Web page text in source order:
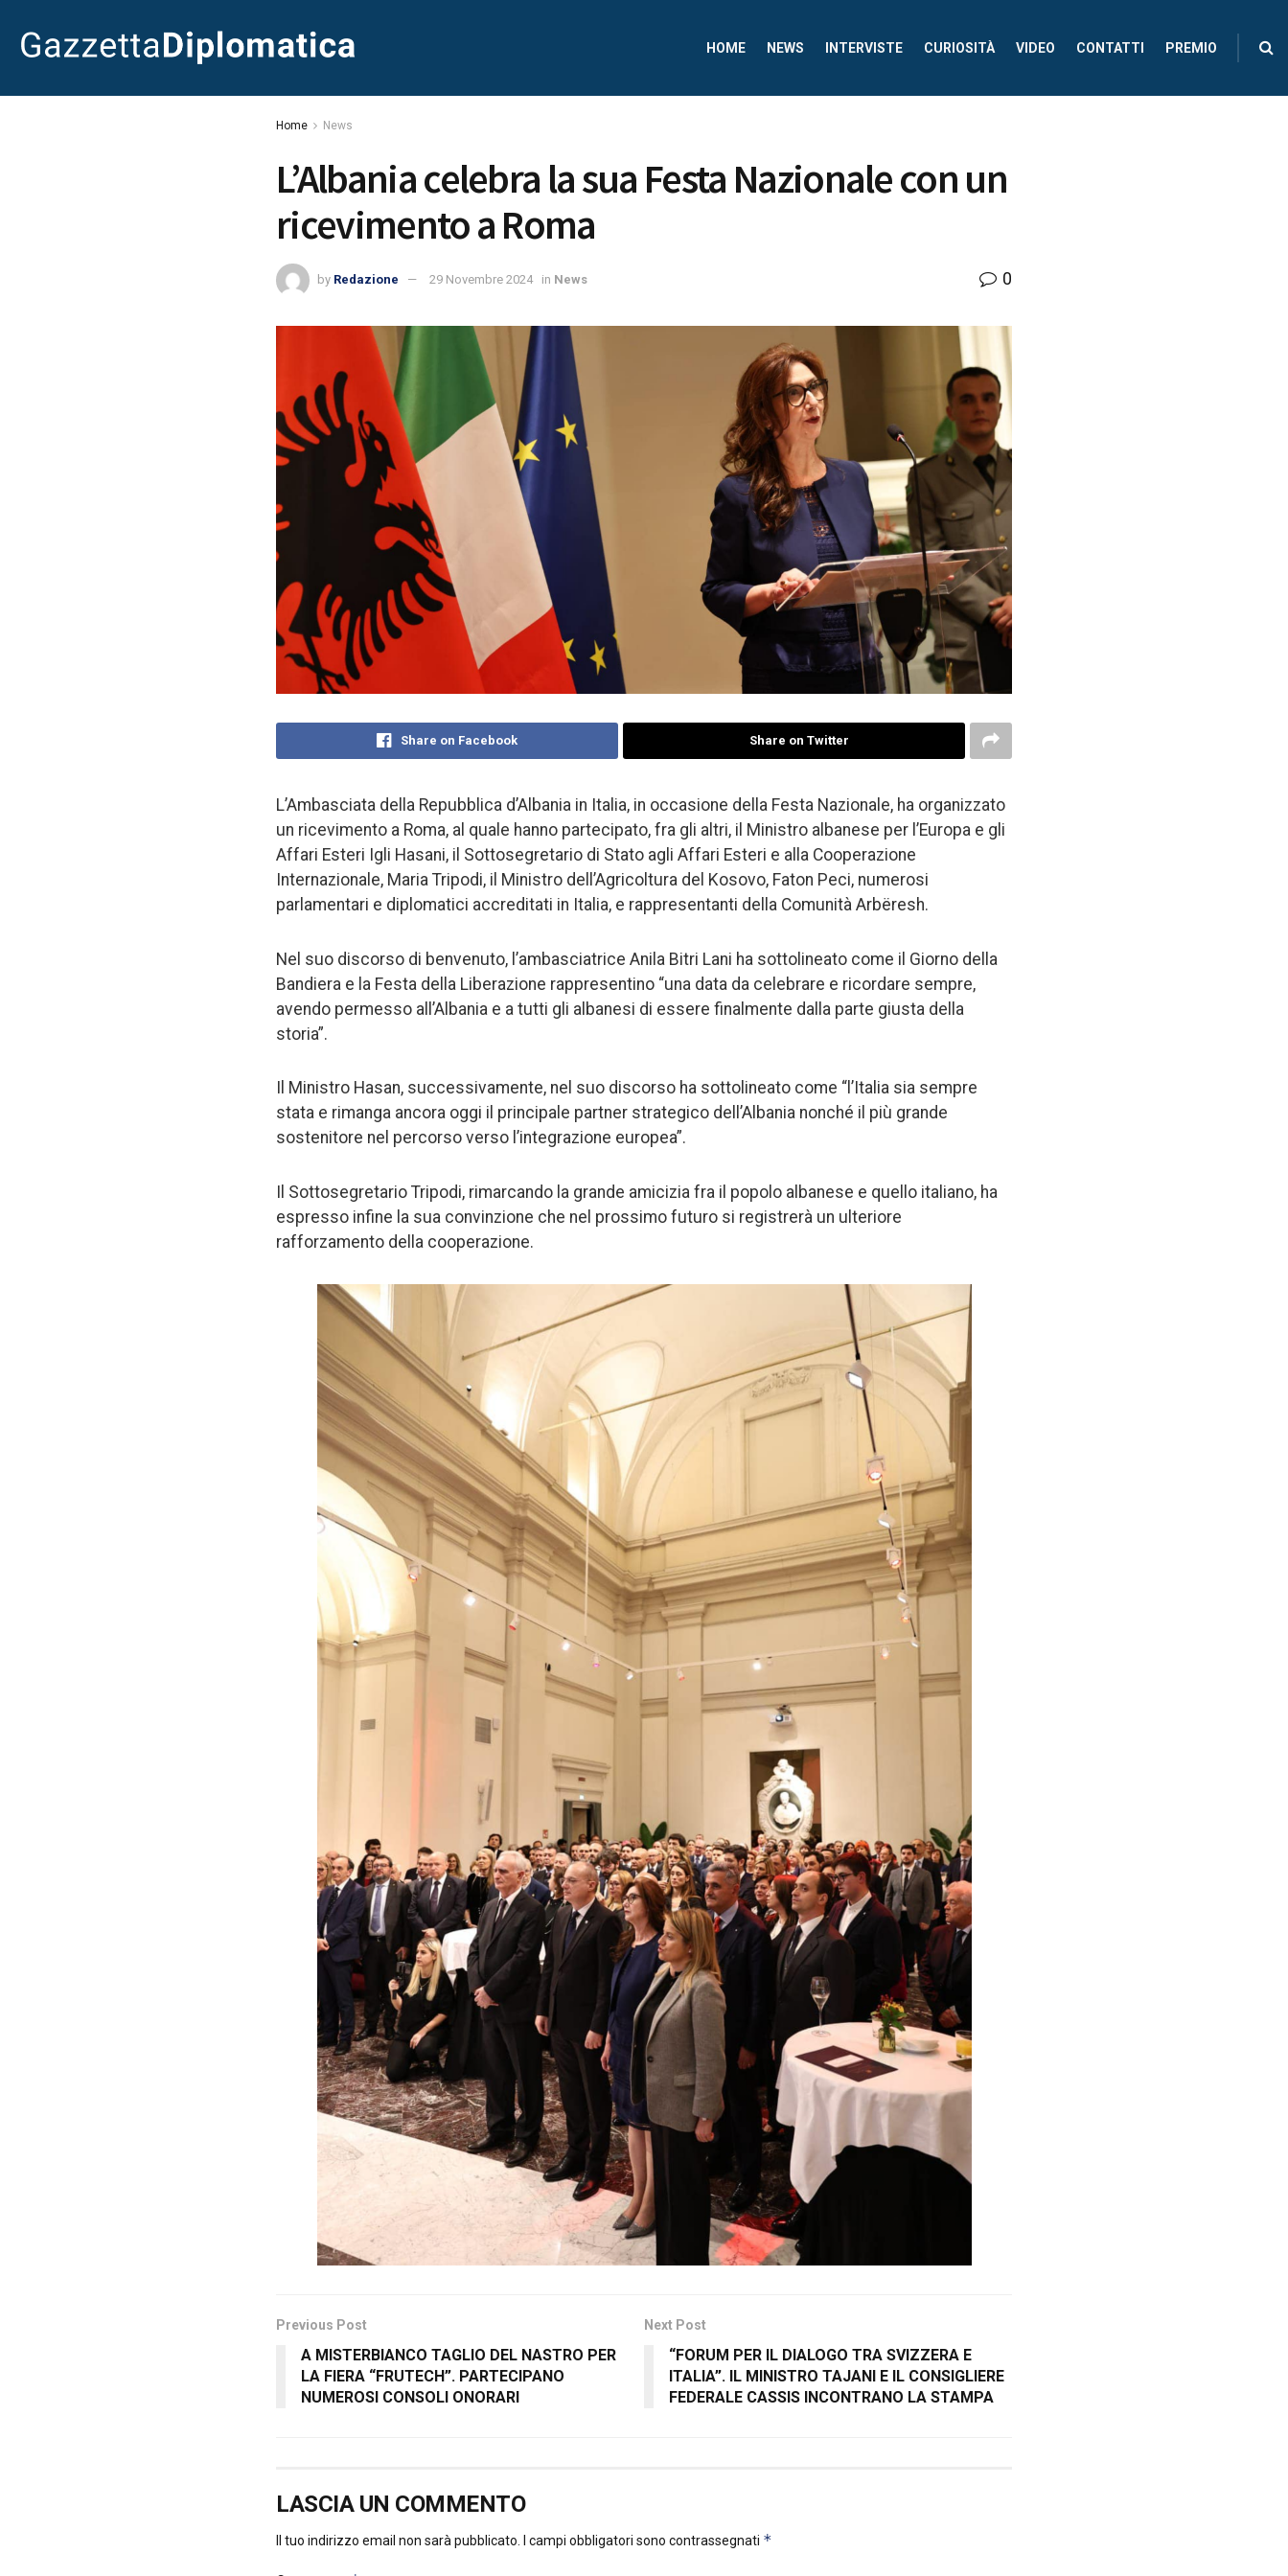
HOME NEWS INTERVISTE CURIOSITÀ VIDEO CONTATTI PREMIO
Home News
L’Albania celebra la sua Festa Nazionale con un
ricevimento a Roma
by Redazione 29 Novembre 2024 in News 0
Share on Facebook Share on Twitter
L’Ambasciata della Repubblica d’Albania in Italia, in occasione della Festa Nazionale, ha organizzato
un ricevimento a Roma, al quale hanno partecipato, fra gli altri, il Ministro albanese per l’Europa e gli
Affari Esteri Igli Hasani, il Sottosegretario di Stato agli Affari Esteri e alla Cooperazione
Internazionale, Maria Tripodi, il Ministro dell’Agricoltura del Kosovo, Faton Peci, numerosi
parlamentari e diplomatici accreditati in Italia, e rappresentanti della Comunità Arbëresh.
Nel suo discorso di benvenuto, l’ambasciatrice Anila Bitri Lani ha sottolineato come il Giorno della
Bandiera e la Festa della Liberazione rappresentino “una data da celebrare e ricordare sempre,
avendo permesso all’Albania e a tutti gli albanesi di essere finalmente dalla parte giusta della
storia”.
Il Ministro Hasan, successivamente, nel suo discorso ha sottolineato come “l’Italia sia sempre
stata e rimanga ancora oggi il principale partner strategico dell’Albania nonché il più grande
sostenitore nel percorso verso l’integrazione europea”.
Il Sottosegretario Tripodi, rimarcando la grande amicizia fra il popolo albanese e quello italiano, ha
espresso infine la sua convinzione che nel prossimo futuro si registrerà un ulteriore
rafforzamento della cooperazione.
Previous Post
A MISTERBIANCO TAGLIO DEL NASTRO PER
LA FIERA “FRUTECH”. PARTECIPANO
NUMEROSI CONSOLI ONORARI
Next Post
“FORUM PER IL DIALOGO TRA SVIZZERA E
ITALIA”. IL MINISTRO TAJANI E IL CONSIGLIERE
FEDERALE CASSIS INCONTRANO LA STAMPA
LASCIA UN COMMENTO
Il tuo indirizzo email non sarà pubblicato. I campi obbligatori sono contrassegnati *